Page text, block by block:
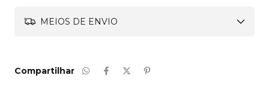
MEIOS DE ENVIO
Compartilhar